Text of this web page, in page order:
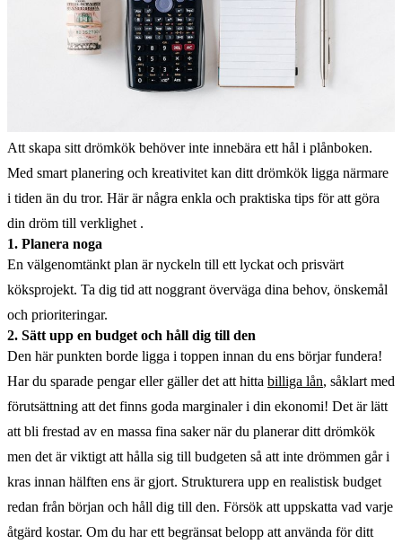
Att skapa sitt drömkök behöver inte innebära ett hål i plånboken.
Med smart planering och kreativitet kan ditt drömkök ligga närmare
i tiden än du tror. Här är några enkla och praktiska tips för att göra
din dröm till verklighet .
1. Planera noga
En välgenomtänkt plan är nyckeln till ett lyckat och prisvärt
köksprojekt. Ta dig tid att noggrant överväga dina behov, önskemål
och prioriteringar.
2. Sätt upp en budget och håll dig till den
Den här punkten borde ligga i toppen innan du ens börjar fundera!
Har du sparade pengar eller gäller det att hitta billiga lån, såklart med
förutsättning att det finns goda marginaler i din ekonomi! Det är lätt
att bli frestad av en massa fina saker när du planerar ditt drömkök
men det är viktigt att hålla sig till budgeten så att inte drömmen går i
kras innan hälften ens är gjort. Strukturera upp en realistisk budget
redan från början och håll dig till den. Försök att uppskatta vad varje
åtgärd kostar. Om du har ett begränsat belopp att använda för ditt